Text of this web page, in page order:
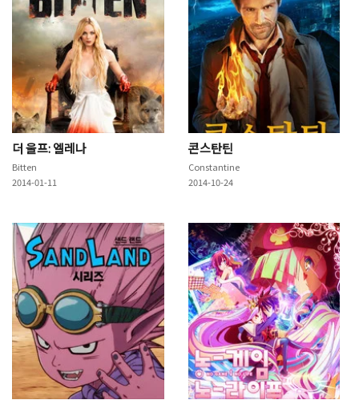
더 울프: 엘레나
Bitten
2014-01-11
콘스탄틴
Constantine
2014-10-24